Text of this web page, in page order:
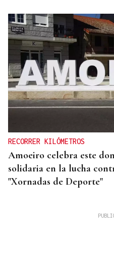
RECORRER KILÓMETROS
Amoeiro celebra este
solidaria en la lucha
"Xornadas de Deporte"